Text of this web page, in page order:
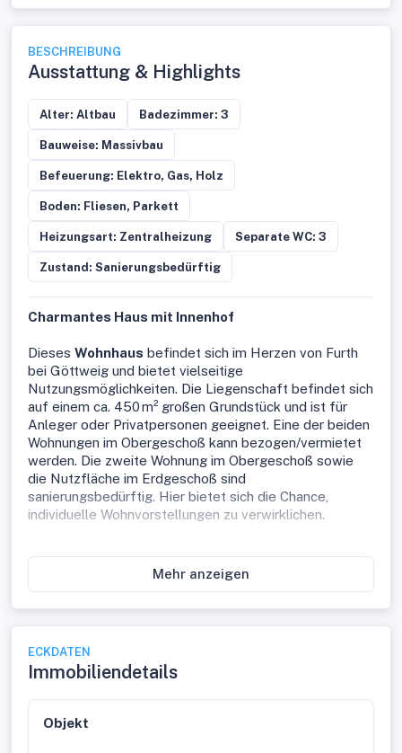
BESCHREIBUNG
Ausstattung & Highlights
Alter: Altbau Badezimmer: 3
Bauweise: Massivbau
Befeuerung: Elektro, Gas, Holz
Boden: Fliesen, Parkett
Heizungsart: Zentralheizung Separate WC: 3
Zustand: Sanierungsbedürftig
Charmantes Haus mit Innenhof
Dieses Wohnhaus befindet sich im Herzen von Furth
bei Göttweig und bietet vielseitige
Nutzungsmöglichkeiten. Die Liegenschaft befindet sich
auf einem ca. 450 m² großen Grundstück und ist für
Anleger oder Privatpersonen geeignet. Eine der beiden
Wohnungen im Obergeschoß kann bezogen/vermietet
werden. Die zweite Wohnung im Obergeschoß sowie
die Nutzfläche im Erdgeschoß sind
sanierungsbedürftig. Hier bietet sich die Chance,
individuelle Wohnvorstellungen zu verwirklichen.
und räumliche Nutzfläche.
Die Wohnfläche imObergeschoßgliedert sich in zwei
2. Wohnung: renovierungsbedürftig
mehrfach renoviert:
1970: linke Wohneinheit
Mehr anzeigen
ECKDATEN
Immobiliendetails
Objekt